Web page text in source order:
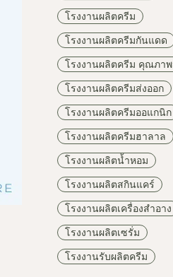
โรงงานผลิตครีม
โรงงานผลิตครีมกันแดด
โรงงานผลิตครีม คุณภา
โรงงานผลิตครีมส่งออก
โรงงานผลิตครีมออแกนิก
โรงงานผลิตครีมฮาลาล
โรงงานผลิตน้ำหอม
โรงงานผลิตสกินแคร์
โรงงานผลิตเครื่องสำอาง
โรงงานผลิตเซรั่ม
โรงงานรับผลิตครีม